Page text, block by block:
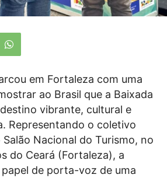
em Fortaleza com uma
ao Brasil que a Baixada
vibrante, cultural e
Representando o coletivo
Salão Nacional do Turismo, no
do Ceará (Fortaleza), a
de porta-voz de uma